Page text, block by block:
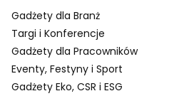
Gadżety dla Branż
Targi i Konferencje
Gadżety dla Pracowników
Eventy, Festyny i Sport
Gadżety Eko, CSR i ESG